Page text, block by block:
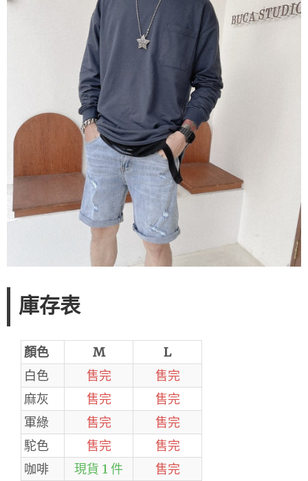
庫存表
顏色 M
L
白色
售完
售完
麻灰
售完
售完
軍綠
售完
售完
駝色
售完
售完
咖啡
現貨 1 件
售完